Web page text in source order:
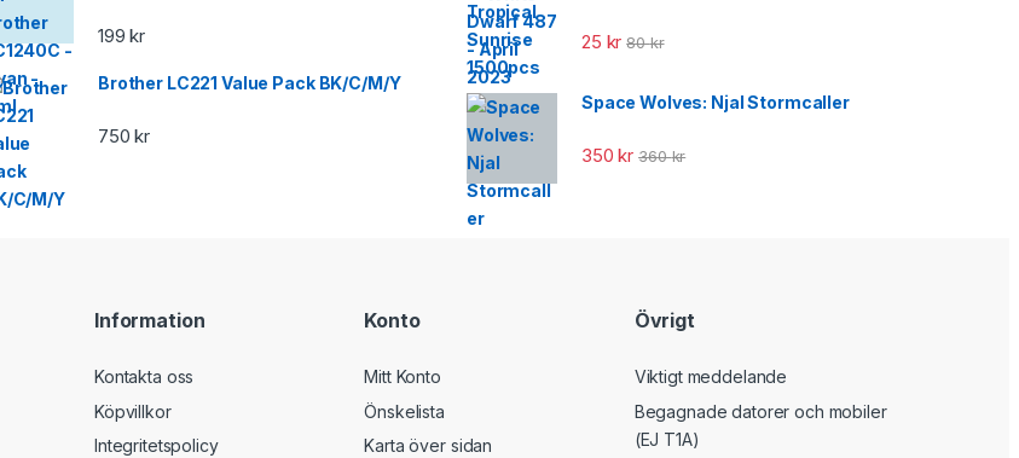
199kr
Brother LC221 Value Pack BK/C/M/Y
750kr
25 kr 80kr
Space Wolves: Njal Stormcaller
350kr 360kr
Information
Kontakta oss
Köpvillkor
Integritetspolicy
Konto
Mitt Konto
Önskelista
Karta över sidan
Övrigt
Viktigt meddelande
Begagnade datorer och mobiler
(EJ T1A)